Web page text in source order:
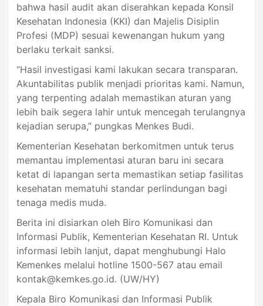
bahwa hasil audit akan diserahkan kepada Konsil
Kesehatan Indonesia (KKI) dan Majelis Disiplin
Profesi (MDP) sesuai kewenangan hukum yang
berlaku terkait sanksi.
“Hasil investigasi kami lakukan secara transparan.
Akuntabilitas publik menjadi prioritas kami. Namun,
yang terpenting adalah memastikan aturan yang
lebih baik segera lahir untuk mencegah terulangnya
kejadian serupa,” pungkas Menkes Budi.
Kementerian Kesehatan berkomitmen untuk terus
memantau implementasi aturan baru ini secara
ketat di lapangan serta memastikan setiap fasilitas
kesehatan mematuhi standar perlindungan bagi
tenaga medis muda.
Berita ini disiarkan oleh Biro Komunikasi dan
Informasi Publik, Kementerian Kesehatan RI. Untuk
informasi lebih lanjut, dapat menghubungi Halo
Kemenkes melalui hotline 1500-567 atau email
kontak@kemkes.go.id. (UW/HY)
Kepala Biro Komunikasi dan Informasi Publik